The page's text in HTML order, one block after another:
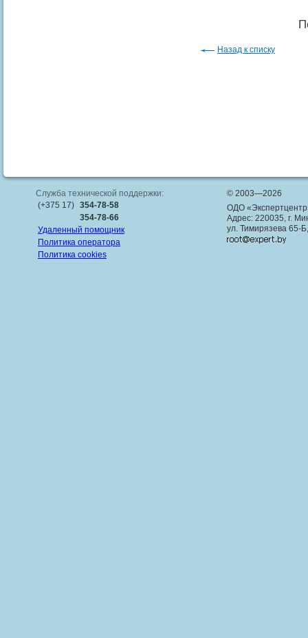
Назад к списку
Служба технической поддержки:
(+375 17) 354-78-58
354-78-66
Удаленный помощник
Политика оператора
Политика cookies
© 2003—2026
ОДО
Адрес: 220035, г.
ул. Тимирязева 65-